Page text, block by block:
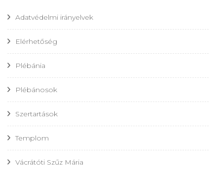
Adatvédelmi irányelvek
Elérhetőség
Plébánia
Plébánosok
Szertartások
Templom
Vácrátóti Szűz Mária